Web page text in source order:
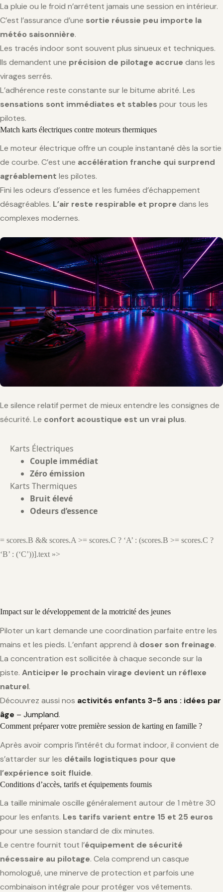
La pluie ou le froid n’arrêtent jamais une session en intérieur.
C’est l’assurance d’une sortie réussie peu importe la
météo saisonnière.
Les tracés indoor sont souvent plus sinueux et techniques.
Ils demandent une précision de pilotage accrue dans les
virages serrés.
L’adhérence reste constante sur le bitume abrité. Les
sensations sont immédiates et stables pour tous les
pilotes.
Match karts électriques contre moteurs thermiques
Le moteur électrique offre un couple instantané dès la sortie
de courbe. C’est une accélération franche qui surprend
agréablement les pilotes.
Fini les odeurs d’essence et les fumées d’échappement
désagréables. L’air reste respirable et propre dans les
complexes modernes.
Le silence relatif permet de mieux entendre les consignes de
sécurité. Le confort acoustique est un vrai plus.
Karts Électriques
Couple immédiat
Zéro émission
Karts Thermiques
Bruit élevé
Odeurs d’essence
= scores.B && scores.A >= scores.C ? ‘A’ : (scores.B >= scores.C ?
‘B’ : (‘C’))].text »>
Impact sur le développement de la motricité des jeunes
Piloter un kart demande une coordination parfaite entre les
mains et les pieds. L’enfant apprend à doser son freinage.
La concentration est sollicitée à chaque seconde sur la
piste. Anticiper le prochain virage devient un réflexe
naturel.
Découvrez aussi nos activités enfants 3-5 ans : idées par
âge – Jumpland.
Comment préparer votre première session de karting en famille ?
Après avoir compris l’intérêt du format indoor, il convient de
s’attarder sur les détails logistiques pour que
l’expérience soit fluide.
Conditions d’accès, tarifs et équipements fournis
La taille minimale oscille généralement autour de 1 mètre 30
pour les enfants. Les tarifs varient entre 15 et 25 euros
pour une session standard de dix minutes.
Le centre fournit tout l’équipement de sécurité
nécessaire au pilotage. Cela comprend un casque
homologué, une minerve de protection et parfois une
combinaison intégrale pour protéger vos vêtements.